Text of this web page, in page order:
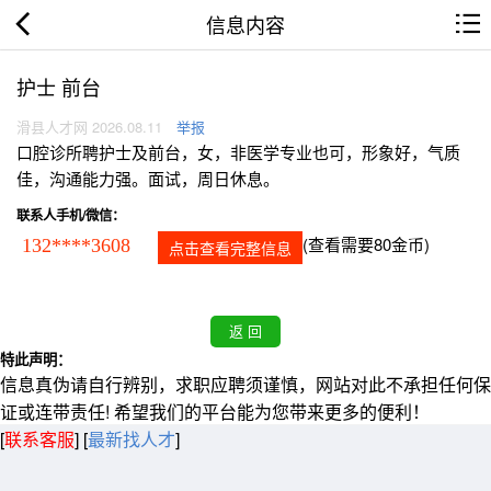
信息内容
护士 前台
滑县人才网 2026.08.11 举报
口腔诊所聘护士及前台，女，非医学专业也可，形象好，气质
佳，沟通能力强。面试，周日休息。
联系人手机/微信：
132****3608 点击查看完整信息 (查看需要80金币)
特此声明：
信息真伪请自行辨别，求职应聘须谨慎，网站对此不承担任何保
证或连带责任! 希望我们的平台能为您带来更多的便利！
[联系客服] [最新找人才]